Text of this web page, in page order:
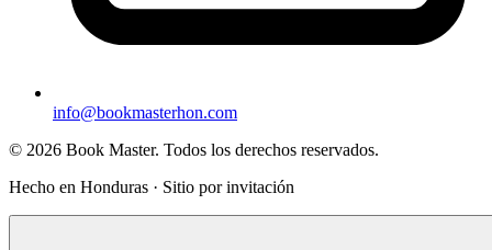
info@bookmasterhon.com
© 2026 Book Master. Todos los derechos reservados.
Hecho en Honduras · Sitio por invitación